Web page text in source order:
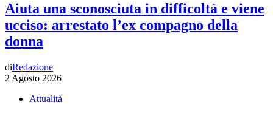
Aiuta una sconosciuta in difficoltà e viene
ucciso: arrestato l’ex compagno della
donna
diRedazione
2 Agosto 2026
Attualità